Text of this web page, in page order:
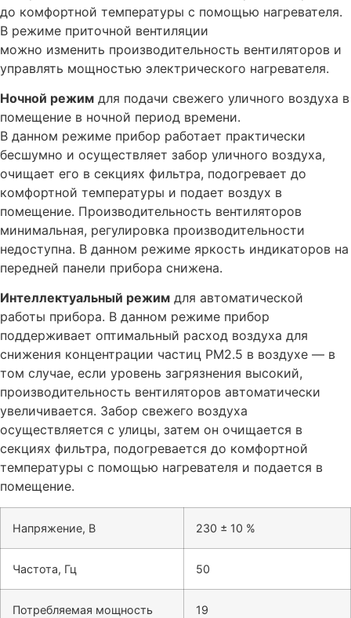
до комфортной температуры с помощью нагревателя.
В режиме приточной вентиляции
можно изменить производительность вентиляторов и
управлять мощностью электрического нагревателя.
Ночной режим для подачи свежего уличного воздуха в
помещение в ночной период времени.
В данном режиме прибор работает практически
бесшумно и осуществляет забор уличного воздуха,
очищает его в секциях фильтра, подогревает до
комфортной температуры и подает воздух в
помещение. Производительность вентиляторов
минимальная, регулировка производительности
недоступна. В данном режиме яркость индикаторов на
передней панели прибора снижена.
Интеллектуальный режим для автоматической
работы прибора. В данном режиме прибор
поддерживает оптимальный расход воздуха для
снижения концентрации частиц РМ2.5 в воздухе — в
том случае, если уровень загрязнения высокий,
производительность вентиляторов автоматически
увеличивается. Забор свежего воздуха
осуществляется с улицы, затем он очищается в
секциях фильтра, подогревается до комфортной
температуры с помощью нагревателя и подается в
помещение.
Напряжение, В 230 ± 10 %
Частота, Гц 50
Потребляемая мощность
19